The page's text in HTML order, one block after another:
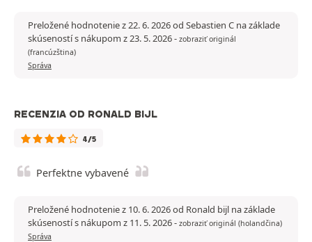
Preložené hodnotenie z 22. 6. 2026 od Sebastien C na základe
skúseností s nákupom z 23. 5. 2026- zobraziť originál
(francúzština)
Správa
RECENZIA OD RONALD BIJL
4/5
Perfektne vybavené
Preložené hodnotenie z 10. 6. 2026 od Ronald bijl na základe
skúseností s nákupom z 11. 5. 2026- zobraziť originál (holandčina)
Správa